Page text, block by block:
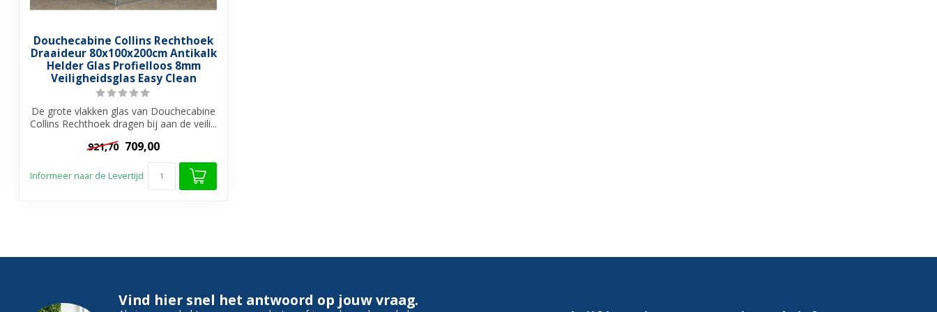
Douchecabine Collins Rechthoek
Draaideur 80x100x200cm Antikalk
Helder Glas Profielloos 8mm
Veiligheidsglas Easy Clean
De grote vlakken glas van Douchecabine
Collins Rechthoek dragen bij aan de veili...
921,70 709,00
Informeer naar de Levertijd
Vind hier snel het antwoord op jouw vraag.